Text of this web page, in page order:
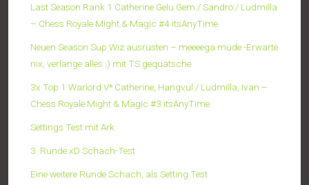
Last Season Rank 1 Catherine Gelu Gem / Sandro / Ludmilla
– Chess Royale Might & Magic #4 itsAnyTime
Neuen Season Sup Wiz ausrüsten – meeeega müde -Erwarte
nix, verlange alles ;) mit TS gequatsche
3x Top 1 Warlord V* Catherine, Hangvul / Ludmilla, Ivan –
Chess Royale Might & Magic #3 itsAnyTime
Settings Test mit Ark
3. Runde xD Schach-Test
Eine weitere Runde Schach, als Setting Test